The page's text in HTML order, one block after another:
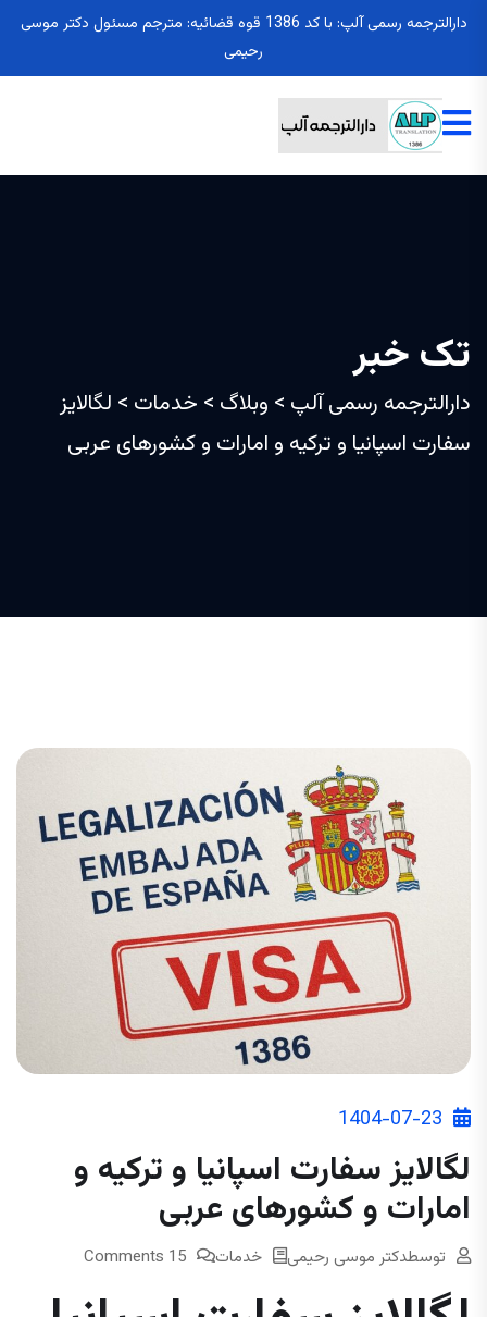
دارالترجمه رسمی آلپ: با کد 1386 قوه قضائیه: مترجم مسئول دکتر موسی
رحیمی
تک خبر
دارالترجمه رسمی آلپ > وبلاگ > خدمات > لگالایز
سفارت اسپانیا و ترکیه و امارات و کشورهای عربی
1404-07-23
لگالایز سفارت اسپانیا و ترکیه و
امارات و کشورهای عربی
توسطدکتر موسی رحیمی خدمات 15 Comments